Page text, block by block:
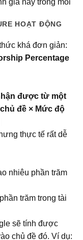
giá này trong môi
HOẠT ĐỘNG
khá đơn giản:
Percentage
được từ một
đề × Mức độ
thực tế rất dễ
nhiêu phần trăm
trăm trong tài
sẽ tính được
chủ đề đó. Ví dụ: